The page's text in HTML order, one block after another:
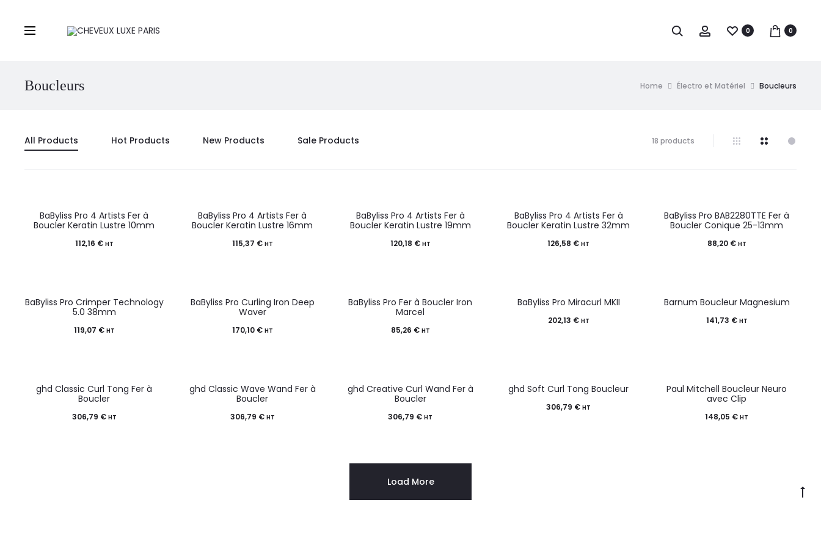
0 0
Boucleurs Home Électro et Matériel Boucleurs
All Products Hot Products New Products Sale Products 18 products
BaByliss Pro 4 Artists Fer à
Boucler Keratin Lustre 10mm
112,16 € HT
BaByliss Pro 4 Artists Fer à
Boucler Keratin Lustre 16mm
115,37 € HT
BaByliss Pro 4 Artists Fer à
Boucler Keratin Lustre 19mm
120,18 € HT
BaByliss Pro 4 Artists Fer à
Boucler Keratin Lustre 32mm
126,58 € HT
BaByliss Pro BAB2280TTE Fer à
Boucler Conique 25-13mm
88,20 € HT
BaByliss Pro Crimper Technology
5.0 38mm
119,07 € HT
BaByliss Pro Curling Iron Deep
Waver
170,10 € HT
BaByliss Pro Fer à Boucler Iron
Marcel
85,26 € HT
BaByliss Pro Miracurl MKII
202,13 € HT
Barnum Boucleur Magnesium
141,73 € HT
ghd Classic Curl Tong Fer à
Boucler
306,79 € HT
ghd Classic Wave Wand Fer à
Boucler
306,79 € HT
ghd Creative Curl Wand Fer à
Boucler
306,79 € HT
ghd Soft Curl Tong Boucleur
306,79 € HT
Paul Mitchell Boucleur Neuro
avec Clip
148,05 € HT
Load More